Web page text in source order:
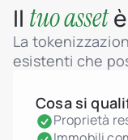
Il tuo asset
La
esistenti che
Cosa si
Proprietà